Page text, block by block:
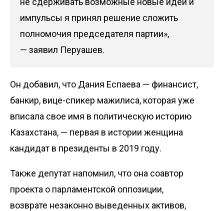
импульсы я принял решение сложить
полномочия председателя партии»,
— заявил Перуашев.
Он добавил, что Дания Еспаева — финансист,
банкир, вице-спикер мажилиса, которая уже
вписала свое имя в политическую историю
Казахстана, — первая в истории женщина
кандидат в президенты в 2019 году.
Также депутат напомнил, что она соавтор
проекта о парламентской оппозиции,
возврате незаконно выведенных активов,